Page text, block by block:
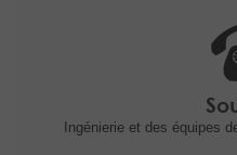
Ingénierie et des équipes